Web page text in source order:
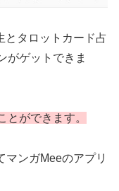
とタロットカード占
がゲットできま
ができます。
マンガMeeのアプリ